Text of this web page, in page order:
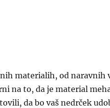
materialih, od naravnih
na to, da je material
da bo vaš nedrček